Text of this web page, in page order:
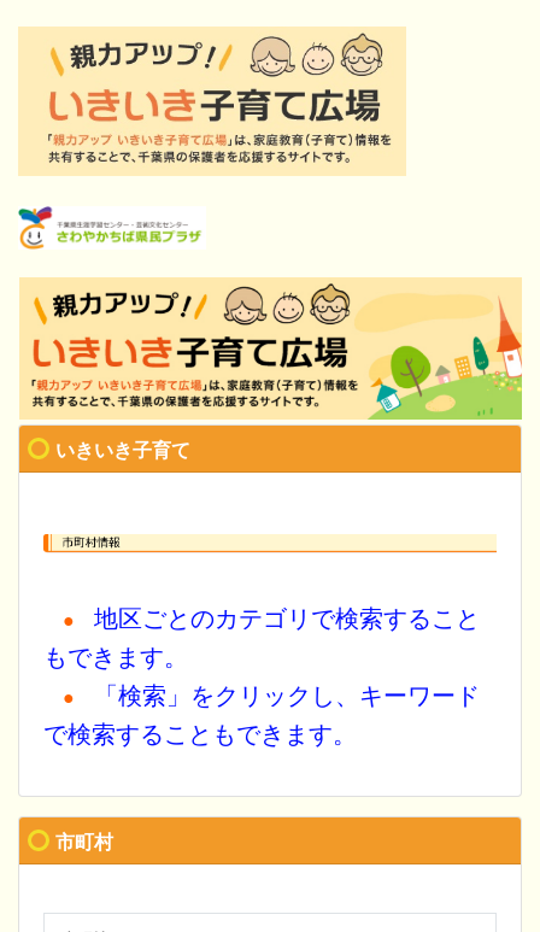
いきいき子育て
● 地区ごとのカテゴリで検索すること
もできます。
●
「検索」をクリックし、キーワード
で検索することもできます。
市町村